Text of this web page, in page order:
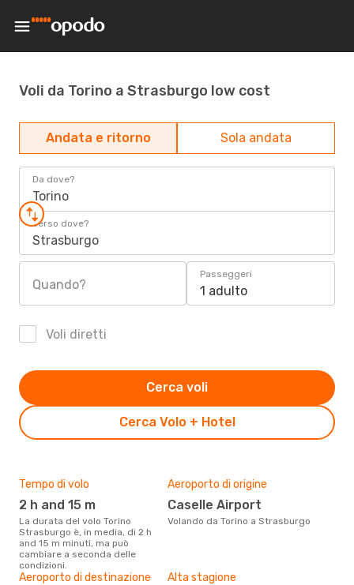
Voli da Torino a Strasburgo low cost
Andata e ritorno Sola andata
Da dove?
Torino
Verso dove?
Strasburgo
Quando?
Passeggeri
1 adulto
Voli diretti
Cerca Volo + Hotel
Cerca voli
Tempo di volo
2 h and 15 m
La durata del volo Torino
Strasburgo è, in media, di 2 h
and 15 m minuti, ma può
cambiare a seconda delle
condizioni.
Aeroporto di origine
Caselle Airport
Volando da Torino a Strasburgo
Aeroporto di destinazione Alta stagione